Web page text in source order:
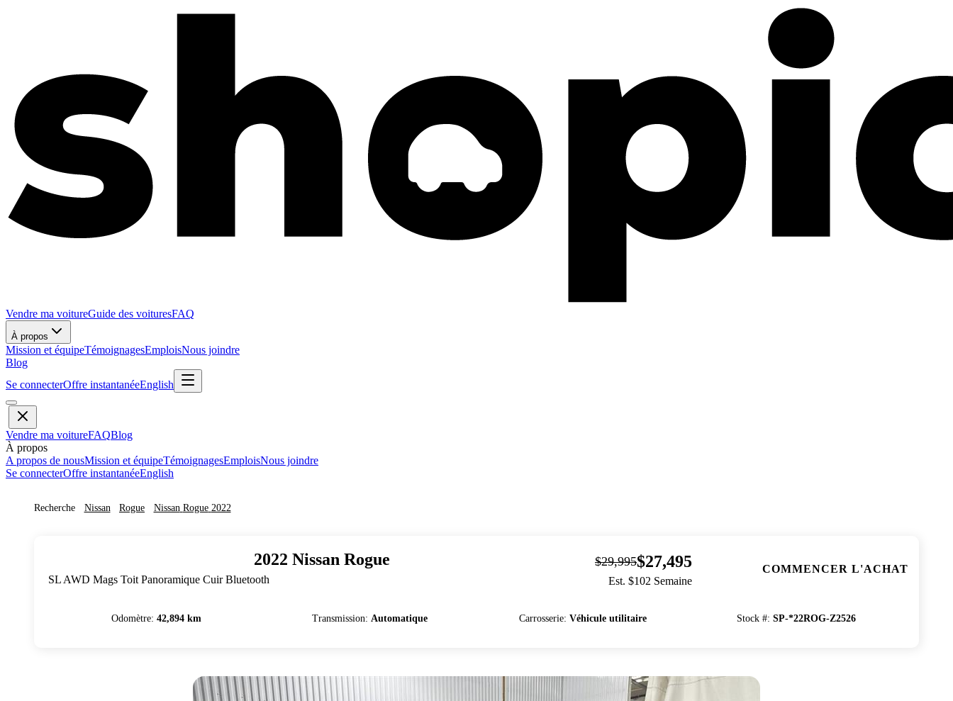
Vendre ma voitureGuide des voituresFAQ
À propos
Mission et équipeTémoignagesEmploisNous joindre
Blog
Se connecterOffre instantanéeEnglish
Vendre ma voitureFAQBlog
À propos
A propos de nousMission et équipeTémoignagesEmploisNous joindre
Se connecterOffre instantanéeEnglish
Recherche Nissan Rogue Nissan Rogue 2022
2022 Nissan Rogue
SL AWD Mags Toit Panoramique Cuir Bluetooth
$29,995$27,495
Est. $102 Semaine
COMMENCER L'ACHAT
Odomètre:42,894 km Transmission:Automatique Carrosserie:Véhicule utilitaire Stock #:SP-*22ROG-Z2526